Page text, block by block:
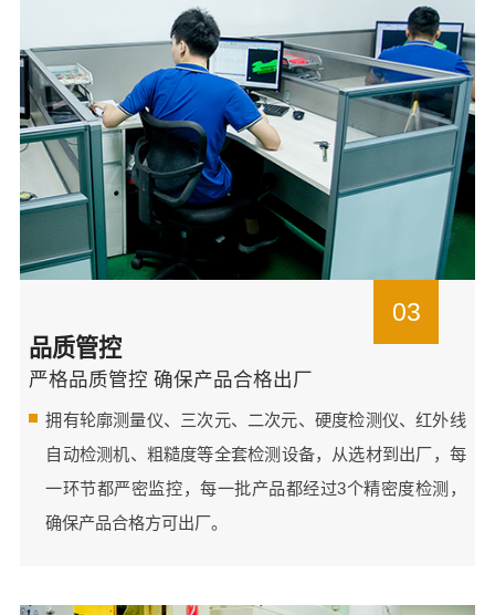
03
品质管控
严格品质管控 确保产品合格出厂
拥有轮廓测量仪、三次元、二次元、硬度检测仪、红外线
自动检测机、粗糙度等全套检测设备，从选材到出厂，每
一环节都严密监控，每一批产品都经过3个精密度检测，
确保产品合格方可出厂。